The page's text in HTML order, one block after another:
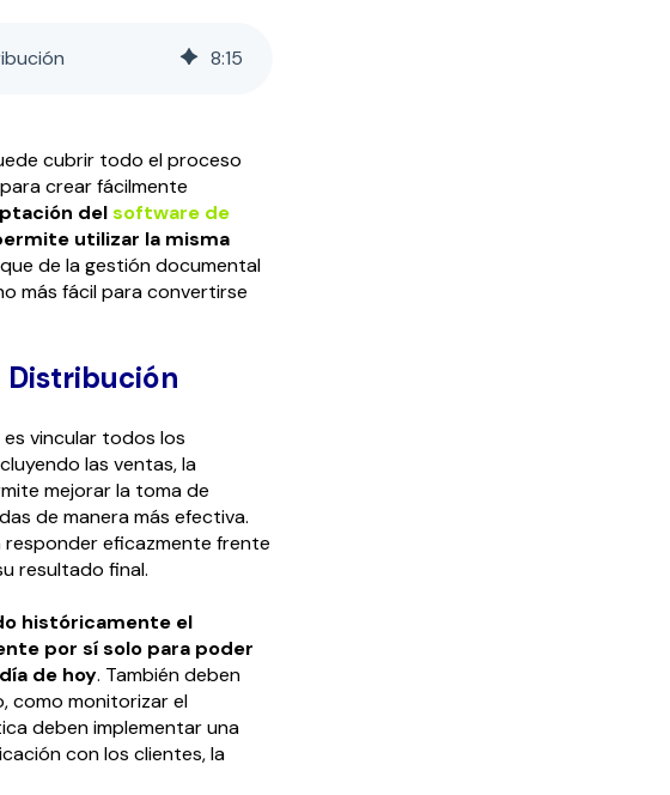
8:15
cubrir todo el proceso
crear fácilmente
delsoftware de
utilizar la misma
de la gestión documental
más fácil para convertirse
Distribución
vincular todos los
las ventas, la
mejorar la toma de
de manera más efectiva.
responder eficazmente frente
resultado final.
históricamente el
por sí solo para poder
de hoy. También deben
como monitorizar el
deben implementar una
con los clientes, la